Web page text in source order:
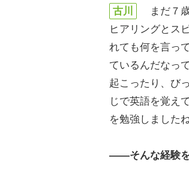
古川
まだ７
ヒアリングとス
れても何を言っ
ているんだなっ
起こったり、び
じで英語を覚え
を勉強しましたね
――そんな経験を